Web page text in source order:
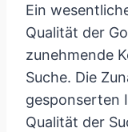
Ein
Qualität der
zunehmende
Suche. Die
gesponserten
Qualität der